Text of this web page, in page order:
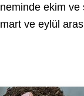
ekim
ve eylül